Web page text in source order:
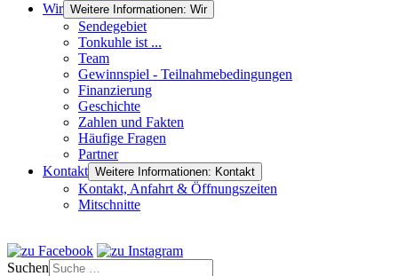
Wir Weitere Informationen: Wir
Sendegebiet
Tonkuhle ist ...
Team
Gewinnspiel - Teilnahmebedingungen
Finanzierung
Geschichte
Zahlen und Fakten
Häufige Fragen
Partner
Kontakt Weitere Informationen: Kontakt
Kontakt, Anfahrt & Öffnungszeiten
Mitschnitte
Suchen